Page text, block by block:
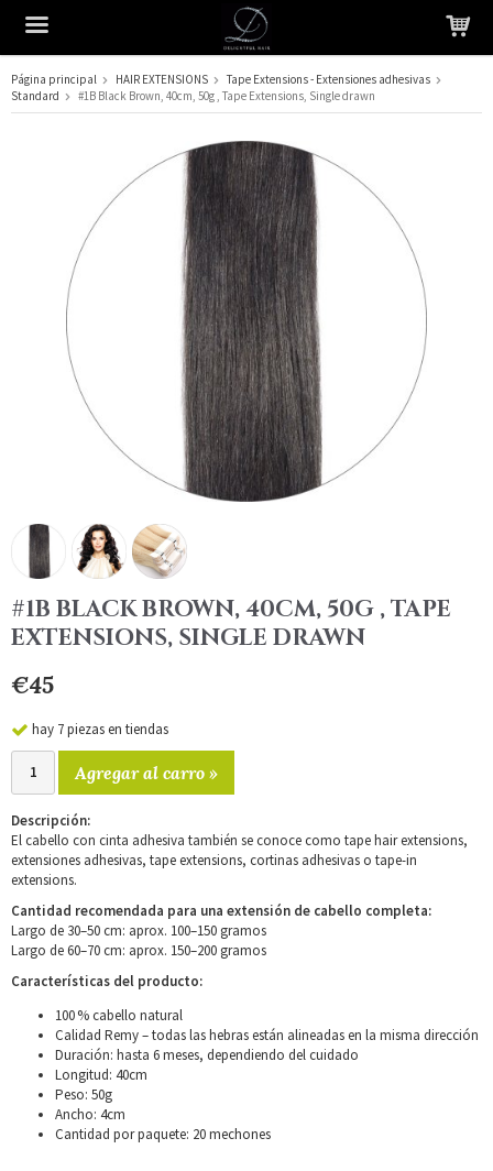
El producto ha sido añadido a su carrito
Página principal HAIR EXTENSIONS
Tape Extensions - Extensiones adhesivas
Standard
#1B Black Brown, 40cm, 50g , Tape Extensions, Single drawn
#1B BLACK BROWN, 40CM, 50G , TAPE
EXTENSIONS, SINGLE DRAWN
€45
hay 7 piezas en tiendas
Agregar al carro »
Descripción:
El cabello con cinta adhesiva también se conoce como tape hair extensions,
extensiones adhesivas, tape extensions, cortinas adhesivas o tape-in
extensions.
Cantidad recomendada para una extensión de cabello completa:
Largo de 30–50 cm: aprox. 100–150 gramos
Largo de 60–70 cm: aprox. 150–200 gramos
Características del producto:
100 % cabello natural
Calidad Remy – todas las hebras están alineadas en la misma dirección
Duración: hasta 6 meses, dependiendo del cuidado
Longitud: 40cm
Peso: 50g
Ancho: 4cm
Cantidad por paquete: 20 mechones